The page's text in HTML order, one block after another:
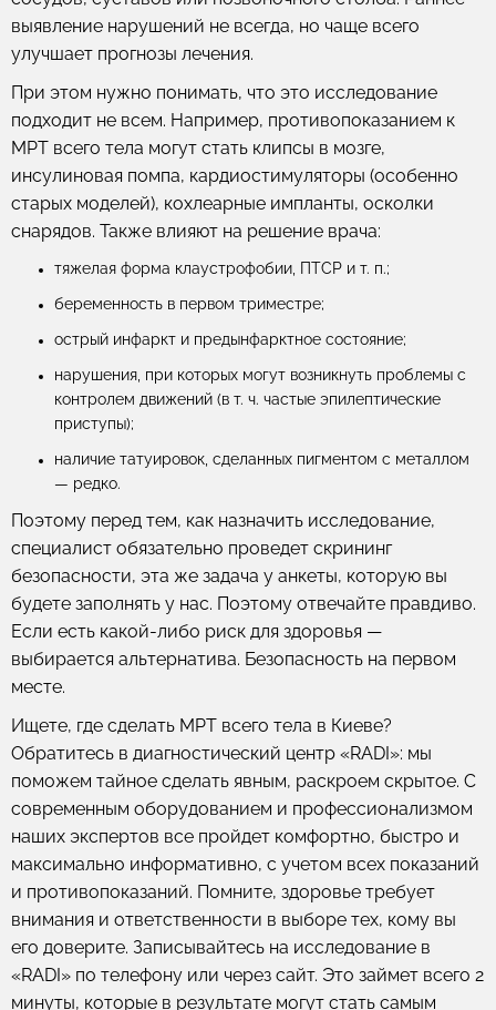
выявление нарушений не всегда, но чаще всего
улучшает прогнозы лечения.
При этом нужно понимать, что это исследование
подходит не всем. Например, противопоказанием к
МРТ всего тела могут стать клипсы в мозге,
инсулиновая помпа, кардиостимуляторы (особенно
старых моделей), кохлеарные импланты, осколки
снарядов. Также влияют на решение врача:
тяжелая форма клаустрофобии, ПТСР и т. п.;
беременность в первом триместре;
острый инфаркт и предынфарктное состояние;
нарушения, при которых могут возникнуть проблемы с
контролем движений (в т. ч. частые эпилептические
приступы);
наличие татуировок, сделанных пигментом с металлом
— редко.
Поэтому перед тем, как назначить исследование,
специалист обязательно проведет скрининг
безопасности, эта же задача у анкеты, которую вы
будете заполнять у нас. Поэтому отвечайте правдиво.
Если есть какой-либо риск для здоровья —
выбирается альтернатива. Безопасность на первом
месте.
Ищете, где сделать МРТ всего тела в Киеве?
Обратитесь в диагностический центр «RADI»: мы
поможем тайное сделать явным, раскроем скрытое. С
современным оборудованием и профессионализмом
наших экспертов все пройдет комфортно, быстро и
максимально информативно, с учетом всех показаний
и противопоказаний. Помните, здоровье требует
внимания и ответственности в выборе тех, кому вы
его доверите. Записывайтесь на исследование в
«RADI» по телефону или через сайт. Это займет всего 2
минуты, которые в результате могут стать самым